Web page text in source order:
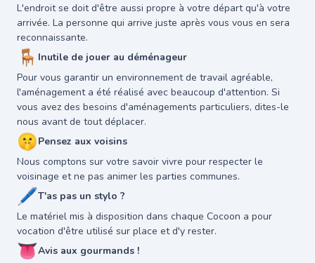
L'endroit se doit d'être aussi propre à votre départ qu'à votre
arrivée. La personne qui arrive juste après vous vous en sera
reconnaissante.
🪑 Inutile de jouer au déménageur
Pour vous garantir un environnement de travail agréable,
l'aménagement a été réalisé avec beaucoup d'attention. Si
vous avez des besoins d'aménagements particuliers, dites-le
nous avant de tout déplacer.
🤫Pensez aux voisins
Nous comptons sur votre savoir vivre pour respecter le
voisinage et ne pas animer les parties communes.
🖊T'as pas un stylo ?
Le matériel mis à disposition dans chaque Cocoon a pour
vocation d'être utilisé sur place et d'y rester.
👅Avis aux gourmands !